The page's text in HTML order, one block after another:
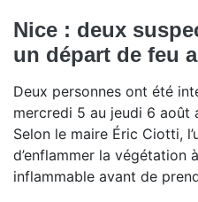
Nice : deux
un départ de feu
Deux personnes ont été
mercredi 5 au jeudi 6 août
Selon le maire Éric Ciotti,
d’enflammer la végétation
inflammable avant de